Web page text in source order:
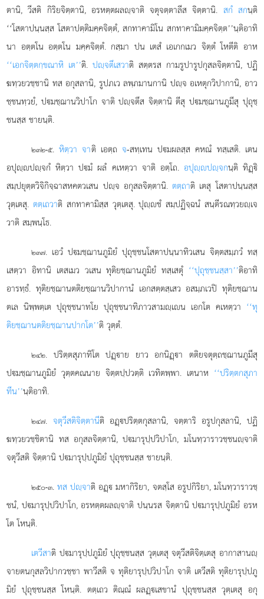
ตานิ, วีสติ กิริยจิตฺตานิ, อรหตฺตผลฺจาติ จตุจตฺตาลีส จิตฺตานิ. สกํ สกนฺติ
‘‘โสตาปนฺนสฺส โสตาปตฺติมคฺคจิตฺตํ, สกทาคามิโน สกทาคามิมคฺคจิตฺต’’นฺติอาทิ
นา อตฺตโน อตฺตโน มคฺคจิตฺตํ. กสฺมา ปน เตสํ เอเกกเมว จิตฺตํ โหตีติ อาห
‘‘เอกจิตฺตกฺขณาหิ เต’’ติ.ปฺจตึเสวาติ สตฺตรส กามรูปารูปกุสลจิตฺตานิ, ปฏิ
ฆทฺวยวชฺชานิ ทส อกุสลานิ, รูปภเว ลพฺภมานกานิ ปฺจ อเหตุกวิปากานิ, อาว
ชฺชนทฺวยํ, ปมชฺฌานวิปาโก จาติ ปฺจตึส จิตฺตานิ ตีสุ ปมชฺฌานภูมีสุ ปุถุชฺ
ชนสฺส ชายนฺติ.
๒๓๒-๕.หิตฺวา จาติ เอตฺถ จ-สทฺเทน ปมผลสฺส คหณํ ทสฺเสติ. เตน
อปุฺปฺจกํ หิตฺวา ปมํ ผลํ คเหตฺวา จาติ อตฺโถ. อปุฺปฺจกนฺติ ทิฏฺิ
สมฺปยุตฺตวิจิกิจฺฉาสหคตวเสน ปฺจ อกุสลจิตฺตานิ.ตตฺถาติ เตสุ โสตาปนฺนสฺส
วุตฺเตสุ. ตตฺเถวาติ สกทาคามิสฺส วุตฺเตสุ. ปุฺชํ สมฺปฏิจฺฉนํ สนฺตีรณทฺวยฺเจ
วาติ สมฺพนฺโธ.
๒๓๗. เอวํ ปมชฺฌานภูมิยํ ปุถุชฺชนโสตาปนฺนาทิวเสน จิตฺตสมฺภวํ ทสฺ
เสตฺวา อิทานิ เตสเมว วเสน ทุติยชฺฌานภูมิยํ ทสฺเสตุํ ‘‘ปุถุชฺชนสฺสา’’ติอาทิ
อารทฺธํ. ทุติยชฺฌานตติยชฺฌานวิปากานํ เอกสตฺตสฺเสว อสมฺภเวปิ ทุติยชฺฌาน
ตเล นิพฺพตฺเต ปุถุชฺชนาทโย ปุถุชฺชนาทิภาวสามฺเน เอกโต คเหตฺวา ‘‘ทุ
ติยชฺฌานตติยชฺฌานปากโต’’ติ วุตฺตํ.
๒๔๒. ปริตฺตสุภาทิโต ปฏฺาย ยาว อกนิฏฺา ตติยจตุตฺถชฺฌานภูมีสุ
ปมชฺฌานภูมิยํ วุตฺตคณนาย จิตฺตปฺปวตฺติ เวทิตพฺพา. เตนาห ‘‘ปริตฺตกสุภา
ทีน’’นฺติอาทิ.
๒๔๗. จตุวีสติจิตฺตานีติ อฏฺปริตฺตกุสลานิ, จตฺตาริ อรูปกุสลานิ, ปฏิ
ฆทฺวยวชฺชิตานิ ทส อกุสลจิตฺตานิ, ปมารุปฺปวิปาโก, มโนทฺวาราวชฺชนฺจาติ
จตุวีสติ จิตฺตานิ ปมารุปฺปภูมิยํ ปุถุชฺชนสฺส ชายนฺติ.
๒๕๐-๓.ทส ปฺจาติ อฏฺ มหากิริยา, จตสฺโส อรูปกิริยา, มโนทฺวาราวชฺ
ชนํ, ปมารุปฺปวิปาโก, อรหตฺตผลฺจาติ ปนฺนรส จิตฺตานิ ปมารุปฺปภูมิยํ อรห
โต โหนฺติ.
เตวีสาติ ปมารุปฺปภูมิยํ ปุถุชฺชนสฺส วุตฺเตสุ จตุวีสติจิตฺเตสุ อากาสานฺ
จายตนกุสลวิปากวชฺชา พาวีสติ จ ทุติยารุปฺปวิปาโก จาติ เตวีสติ ทุติยารุปฺปภู
มิยํ ปุถุชฺชนสฺส โหนฺติ. ตตฺเถว ติณฺณํ ผลฏฺเสขานํ ปุถุชฺชนสฺส วุตฺเตสุ อกุ